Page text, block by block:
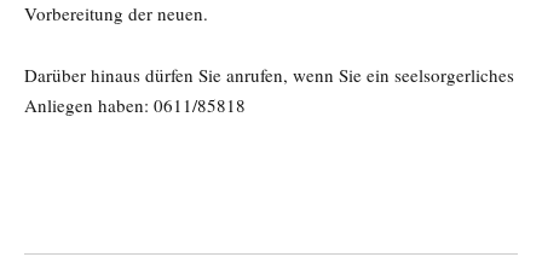
Vorbereitung der neuen.
Darüber hinaus dürfen Sie anrufen, wenn Sie ein seelsorgerliches
Anliegen haben: 0611/85818